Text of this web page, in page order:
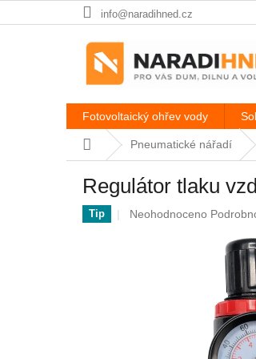
na
info@naradihned.cz
Fotovoltaický ohřev vody
Domů Pneumatické nářadí
Regulátor tlaku
Tip
Průměrné
Neohodnoceno